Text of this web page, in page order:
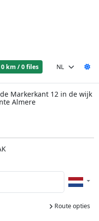
0 km / 0 files
Markerkant 12 in de wijk
Almere
Route opties